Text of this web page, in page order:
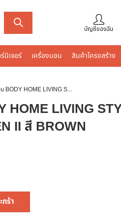
บัญชีของฉัน
นิเจอร์ เครื่องนอน สินค้าโครงสร้าง
ปลอกหมอน BODY HOME LIVING STYLE COTTON SATEEN II สี BROWN
HOME LIVING
II สี BROWN
กร้า